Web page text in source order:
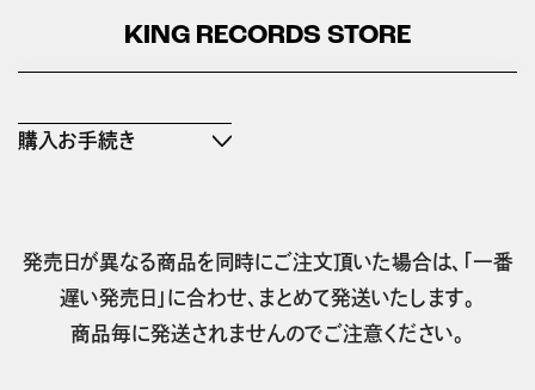
KING RECORDS STORE
購入お手続き
発売日が異なる商品を同時にご注文頂いた場合は、「一番
遅い発売日」に合わせ、まとめて発送いたします。
商品毎に発送されませんのでご注意ください。